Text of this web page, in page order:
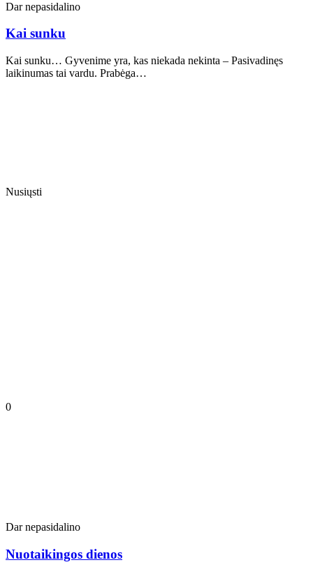
Dar nepasidalino
Kai sunku
Kai sunku… Gyvenime yra, kas niekada nekinta – Pasivadinęs
laikinumas tai vardu. Prabėga…
Nusiųsti
0
Dar nepasidalino
Nuotaikingos dienos